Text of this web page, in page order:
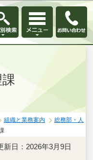
へ移動
組織と業務案内
総務部・人
新日：2026年3月9日